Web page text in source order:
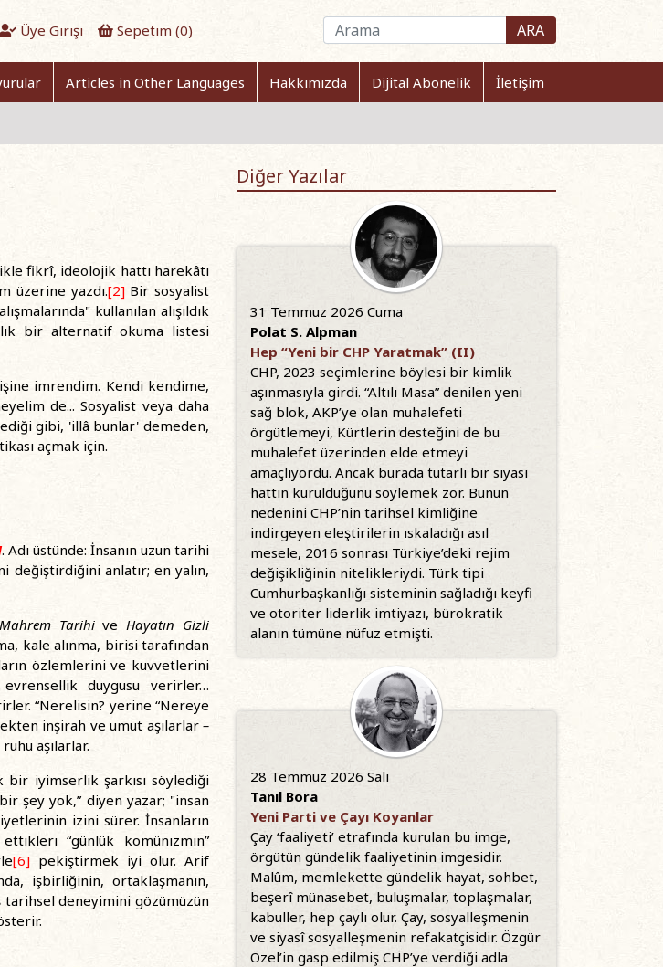
Üye Girişi Sepetim (0) ARA
Articles in Other Languages Hakkımızda Dijital Abonelik İletişim
fikrî, ideolojik hattı harekâtı
üzerine yazdı.[2]Bir sosyalist
kullanılan alışıldık
bir alternatif okuma listesi
imrendim. Kendi kendime,
de... Sosyalist veya daha
gibi, 'illâ bunlar' demeden,
açmak için.
. Adı üstünde: İnsanın uzun tarihi
değiştirdiğini anlatır; en yalın,
TarihiveHayatın Gizli
kale alınma, birisi tarafından
özlemlerini ve kuvvetlerini
evrensellik duygusu verirler…
“Nerelisin? yerine “Nereye
inşirah ve umut aşılarlar –
aşılarlar.
bir iyimserlik şarkısı söylediği
bir şey yok,” diyen yazar; "insan
izini sürer. İnsanların
“günlük komünizmin”
[6] pekiştirmek iyi olur. Arif
işbirliğinin, ortaklaşmanın,
tarihsel deneyimini gözümüzün
Diğer Yazılar
31 Temmuz 2026 Cuma
Polat S. Alpman
Hep “Yeni bir CHP Yaratmak” (II)
CHP, 2023 seçimlerine böylesi bir kimlik
aşınmasıyla girdi. “Altılı Masa” denilen yeni
sağ blok, AKP’ye olan muhalefeti
örgütlemeyi, Kürtlerin desteğini de bu
muhalefet üzerinden elde etmeyi
amaçlıyordu. Ancak burada tutarlı bir siyasi
hattın kurulduğunu söylemek zor. Bunun
nedenini CHP’nin tarihsel kimliğine
indirgeyen eleştirilerin ıskaladığı asıl
mesele, 2016 sonrası Türkiye’deki rejim
değişikliğinin nitelikleriydi. Türk tipi
Cumhurbaşkanlığı sisteminin sağladığı keyfi
ve otoriter liderlik imtiyazı, bürokratik
alanın tümüne nüfuz etmişti.
28 Temmuz 2026 Salı
Tanıl Bora
Yeni Parti ve Çayı Koyanlar
Çay ‘faaliyeti’ etrafında kurulan bu imge,
örgütün gündelik faaliyetinin imgesidir.
Malûm, memlekette gündelik hayat, sohbet,
beşerî münasebet, buluşmalar, toplaşmalar,
kabuller, hep çaylı olur. Çay, sosyalleşmenin
ve siyasî sosyalleşmenin refakatçisidir. Özgür
Özel’in gasp edilmiş CHP’ye verdiği adla